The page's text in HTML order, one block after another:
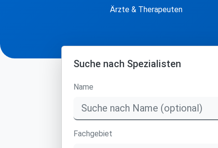
Ärzte & Therapeuten
Suche nach Spezialisten
Name
Fachgebiet